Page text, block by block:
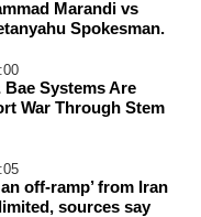
Marandi vs
Spokesman.
Systems Are
War Through Stem
off-ramp’ from Iran
sources say